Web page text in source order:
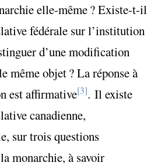
elle-même ? Existe-t-il
fédérale sur l’institution
d’une modification
même objet ? La réponse à
est affirmative[3]. Il existe
canadienne,
sur trois questions
monarchie, à savoir